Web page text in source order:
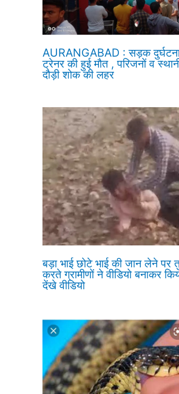
AURANGABAD : सड़क
ट्रेनर की हुई मौत , परिजनों व
दौड़ी शोक की लहर
बड़ा भाई छोटे भाई की जान लेने पर
करते ग्रामीणों ने वीडियो बनाकर
देंखे वीडियो